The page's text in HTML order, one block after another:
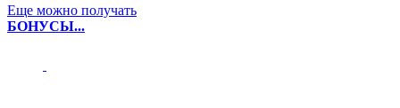
Еще можно получать
БОНУСЫ...